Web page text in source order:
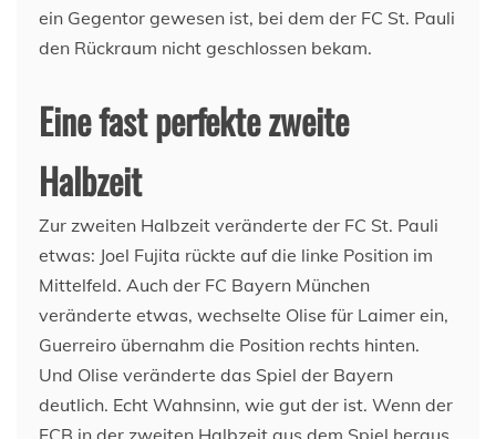
ein Gegentor gewesen ist, bei dem der FC St. Pauli
den Rückraum nicht geschlossen bekam.
Eine fast perfekte zweite
Halbzeit
Zur zweiten Halbzeit veränderte der FC St. Pauli
etwas: Joel Fujita rückte auf die linke Position im
Mittelfeld. Auch der FC Bayern München
veränderte etwas, wechselte Olise für Laimer ein,
Guerreiro übernahm die Position rechts hinten.
Und Olise veränderte das Spiel der Bayern
deutlich. Echt Wahnsinn, wie gut der ist. Wenn der
FCB in der zweiten Halbzeit aus dem Spiel heraus